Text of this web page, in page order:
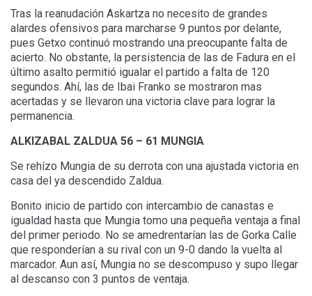
Tras la reanudación Askartza no necesito de grandes
alardes ofensivos para marcharse 9 puntos por delante,
pues Getxo continuó mostrando una preocupante falta de
acierto. No obstante, la persistencia de las de Fadura en el
último asalto permitió igualar el partido a falta de 120
segundos. Ahí, las de Ibai Franko se mostraron mas
acertadas y se llevaron una victoria clave para lograr la
permanencia.
ALKIZABAL ZALDUA 56 – 61 MUNGIA
Se rehízo Mungia de su derrota con una ajustada victoria en
casa del ya descendido Zaldua.
Bonito inicio de partido con intercambio de canastas e
igualdad hasta que Mungia tomo una pequeña ventaja a final
del primer periodo. No se amedrentarían las de Gorka Calle
que responderían a su rival con un 9-0 dando la vuelta al
marcador. Aun así, Mungia no se descompuso y supo llegar
al descanso con 3 puntos de ventaja.